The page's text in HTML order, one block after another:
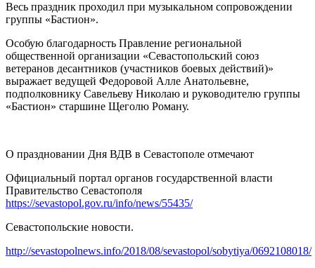
Весь праздник проходил при музыкальном сопровождении
группы «Бастион».
Особую благодарность Правление региональной
общественной организации «Севастопольский союз
ветеранов десантников (участников боевых действий)»
выражает ведущей Федоровой Алле Анатольевне,
подполковнику Савельеву Николаю и руководителю группы
«Бастион» старшине Щеголю Роману.
О праздновании Дня ВДВ в Севастополе отмечают
Официальный портал органов государственной власти
Правительство Севастополя
https://sevastopol.gov.ru/info/news/55435/
Севастопольские новости.
http://sevastopolnews.info/2018/08/sevastopol/sobytiya/0692108018/